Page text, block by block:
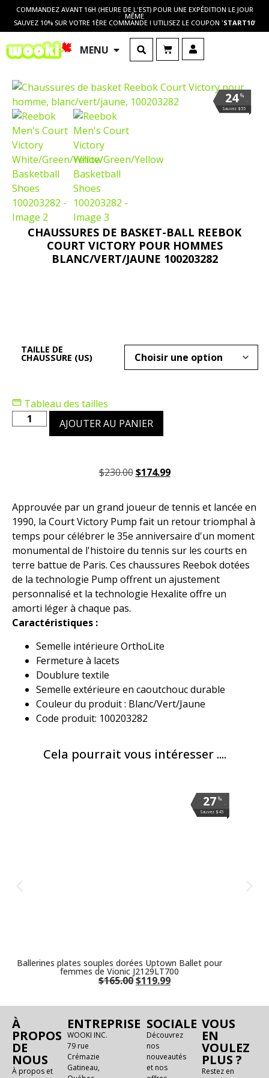
COMMANDEZ AVANT 16H (HEURE DE L'EST) POUR UNE EXPÉDITION LE JOUR
MÊME
SAUVEZ 10% SUR VOTRE 1ÈRE COMMANDE ! UTILISEZ LE COUPON 'START10'
MENU
%
.
24
Sauvez $55
CHAUSSURES DE BASKET-BALL REEBOK
COURT VICTORY POUR HOMMES
BLANC/VERT/JAUNE 100203282
TAILLE DE
CHAUSSURE (US)
Tableau des tailles
AJOUTER AU PANIER
$230.00 $174.99
Approuvée par un grand joueur de tennis et lancée en
1990, la Court Victory Pump fait un retour triomphal à
temps pour célébrer le 35e anniversaire d'un moment
monumental de l'histoire du tennis sur les courts en
terre battue de Paris. Ces chaussures Reebok dotées
de la technologie Pump offrent un ajustement
personnalisé et la technologie Hexalite offre un
amorti léger à chaque pas.
Caractéristiques :
Semelle intérieure OrthoLite
Fermeture à lacets
Doublure textile
Semelle extérieure en caoutchouc durable
Couleur du produit : Blanc/Vert/Jaune
Code produit: 100203282
Cela pourrait vous intéresser ....
%
.
27
Sauvez $45
%
.
27
Sauvez $45
%
.
27
Sauvez $45
%
.
27
Sauvez $45
%
.
27
Sauvez $45
%
.
27
Sauvez $45
%
.
27
Sauvez $45
%
.
27
Sauvez $45
%
.
27
Sauvez $45
%
.
27
Sauvez $45
%
.
27
Sauvez $45
%
.
27
Sauvez $45
Ballerines plates souples dorées Uptown Ballet pour
femmes de Vionic J2129LT700
$165.00$119.99
À
PROPOS
DE
NOUS
À propos et
ENTREPRISE
WOOKI INC.
79 rue
Crémazie
Gatineau,
SOCIALE
Découvrez
nos
nouveautés
et nos
VOUS
EN
VOULEZ
PLUS ?
Restez en